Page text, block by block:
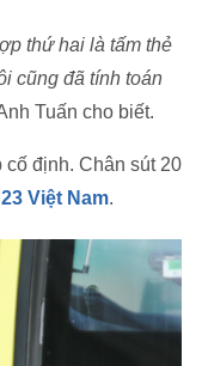
thứ hai là tấm thẻ
cũng đã tính toán
Tuấn cho biết.
định. Chân sút 20
Việt Nam.